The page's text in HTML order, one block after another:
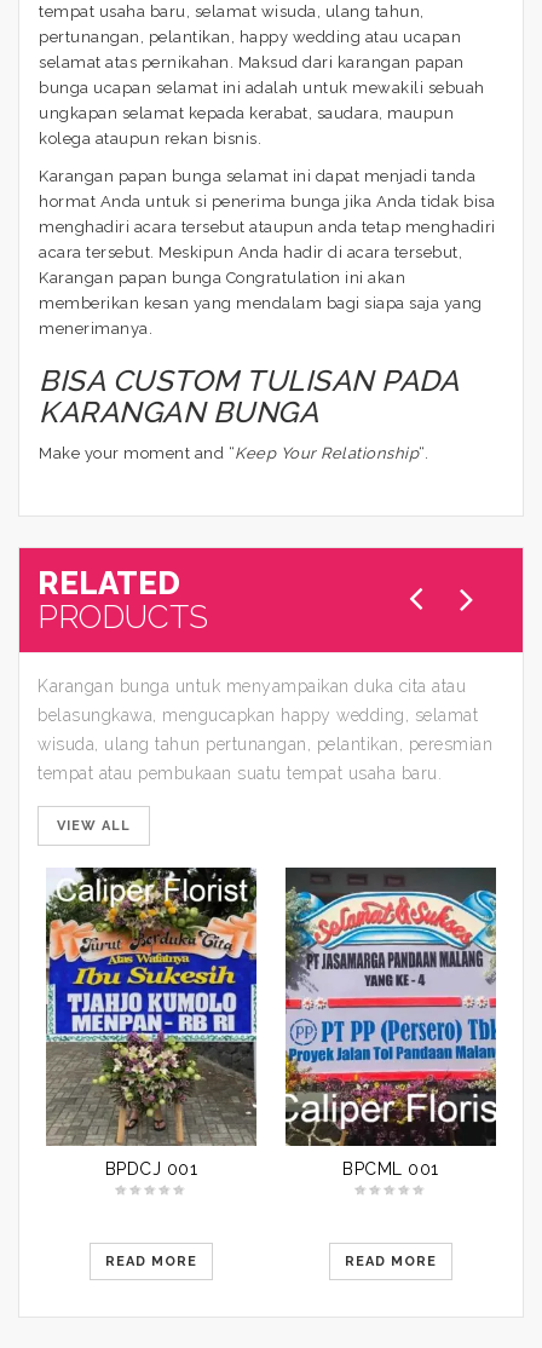
tempat usaha baru, selamat wisuda, ulang tahun,
pertunangan, pelantikan, happy wedding atau ucapan
selamat atas pernikahan. Maksud dari karangan papan
bunga ucapan selamat ini adalah untuk mewakili sebuah
ungkapan selamat kepada kerabat, saudara, maupun
kolega ataupun rekan bisnis.
Karangan papan bunga selamat ini dapat menjadi tanda
hormat Anda untuk si penerima bunga jika Anda tidak bisa
menghadiri acara tersebut ataupun anda tetap menghadiri
acara tersebut. Meskipun Anda hadir di acara tersebut,
Karangan papan bunga Congratulation ini akan
memberikan kesan yang mendalam bagi siapa saja yang
menerimanya.
BISA CUSTOM TULISAN PADA
KARANGAN BUNGA
Make your moment and “Keep Your Relationship“.
RELATED
PRODUCTS
Karangan bunga untuk menyampaikan duka cita atau
belasungkawa, mengucapkan happy wedding, selamat
wisuda, ulang tahun pertunangan, pelantikan, peresmian
tempat atau pembukaan suatu tempat usaha baru.
VIEW ALL
BPDCJ 001
READ MORE
BPCML 001
READ MORE